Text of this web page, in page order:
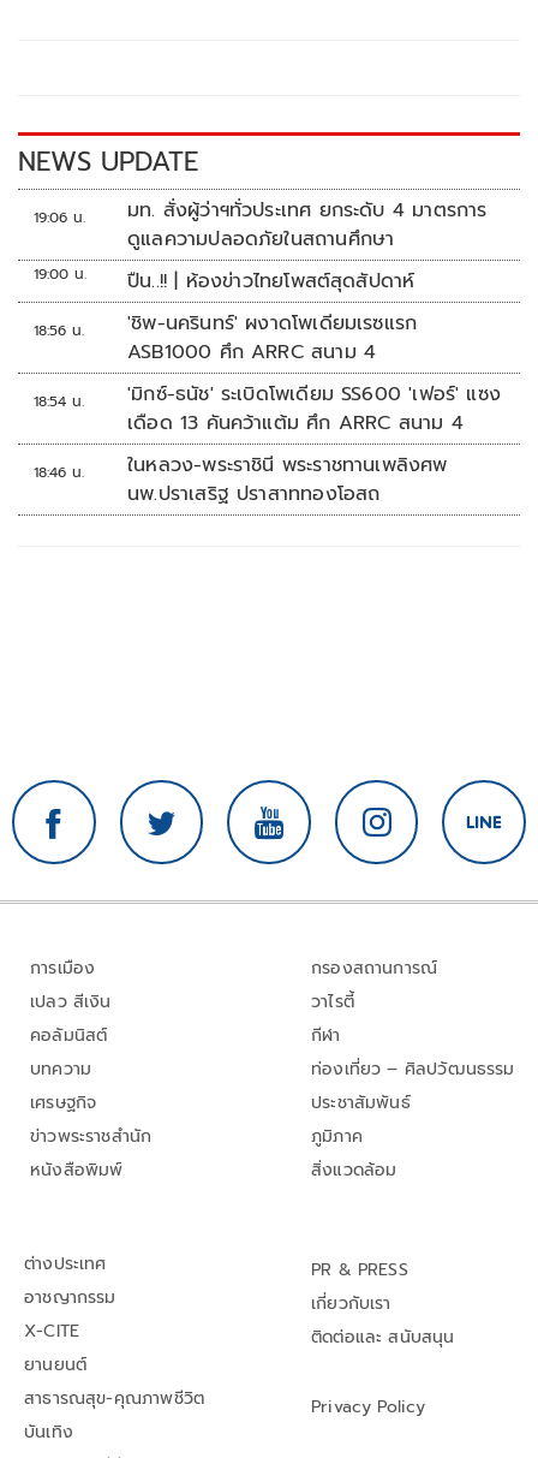
k k
NEWS UPDATE
19:06 น.
มท. สั่งผู้ว่าฯทั่วประเทศ ยกระดับ 4 มาตรการ
ดูแลความปลอดภัยในสถานศึกษา
19:00 น. ปืน..!! | ห้องข่าวไทยโพสต์สุดสัปดาห์
18:56 น.
'ชิพ-นครินทร์' ผงาดโพเดียมเรซแรก
ASB1000 ศึก ARRC สนาม 4
18:54 น.
'มิกซ์-ธนัช' ระเบิดโพเดียม SS600 'เฟอร์' แซง
เดือด 13 คันคว้าแต้ม ศึก ARRC สนาม 4
18:46 น.
ในหลวง-พระราชินี พระราชทานเพลิงศพ
นพ.ปราเสริฐ ปราสาททองโอสถ
การเมือง
เปลว สีเงิน
คอลัมนิสต์
บทความ
เศรษฐกิจ
ข่าวพระราชสำนัก
หนังสือพิมพ์
กรองสถานการณ์
วาไรตี้
กีฬา
ท่องเที่ยว – ศิลปวัฒนธรรม
ประชาสัมพันธ์
ภูมิภาค
สิ่งแวดล้อม
ต่างประเทศ
อาชญากรรม
X-CITE
ยานยนต์
สาธารณสุข-คุณภาพชีวิต
บันเทิง
PR & PRESS
เกี่ยวกับเรา
ติดต่อและ สนับสนุน
Privacy Policy